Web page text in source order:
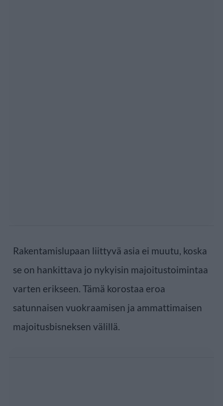
Rakentamislupaan liittyvä asia ei muutu, koska
se on hankittava jo nykyisin majoitustoimintaa
varten erikseen. Tämä korostaa eroa
satunnaisen vuokraamisen ja ammattimaisen
majoitusbisneksen välillä.